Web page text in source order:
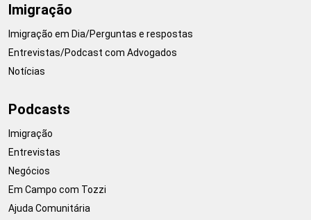
Imigração
Imigração em Dia/Perguntas e respostas
Entrevistas/Podcast com Advogados
Notícias
Podcasts
Imigração
Entrevistas
Negócios
Em Campo com Tozzi
Ajuda Comunitária